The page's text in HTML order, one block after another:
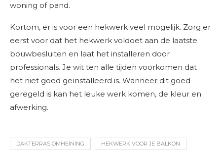
woning of pand.
Kortom, er is voor een hekwerk veel mogelijk. Zorg er
eerst voor dat het hekwerk voldoet aan de laatste
bouwbesluiten en laat het installeren door
professionals. Je wit ten alle tijden voorkomen dat
het niet goed geïnstalleerd is. Wanneer dit goed
geregeld is kan het leuke werk komen, de kleur en
afwerking.
DAKTERRAS OMHEINING HEKWERK VOOR JE BALKON